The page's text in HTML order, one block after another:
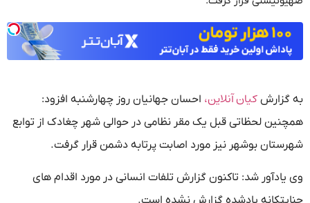
به گزارش کیان آنلاین، احسان جهانیان روز چهارشنبه افزود:
همچنین لحظاتی قبل یک مقر نظامی در حوالی شهر چغادک از توابع
شهرستان بوشهر نیز مورد اصابت پرتابه دشمن قرار گرفت.
وی یادآور شد: تاکنون گزارش تلفات انسانی در مورد اقدام های